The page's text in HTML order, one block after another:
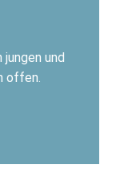
und
offen.